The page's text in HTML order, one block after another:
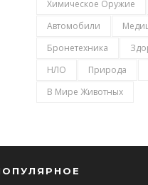
Химическое Оружие
Автомобили
Бронетехника
НЛО
Природа
В Мире Животных